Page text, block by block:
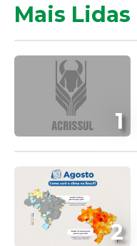
Mais Lidas
1
2